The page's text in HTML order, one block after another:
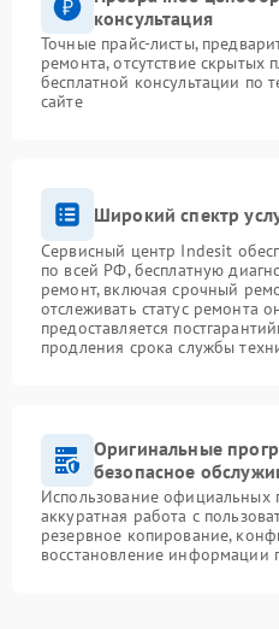
консультация
Точные прайс-листы,
ремонта, отсутствие скрытых
бесплатной консультации по
сайте
Широкий спектр
Сервисный центр Indesit
по всей РФ, бесплатную
ремонт, включая срочный
отслеживать статус ремонта
предоставляется
продления срока службы
Оригинальные
безопасное
Использование официальных
аккуратная работа с
резервное копирование,
восстановление информации